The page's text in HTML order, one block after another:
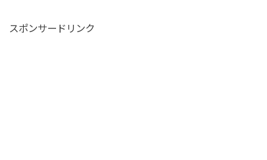
スポンサードリンク